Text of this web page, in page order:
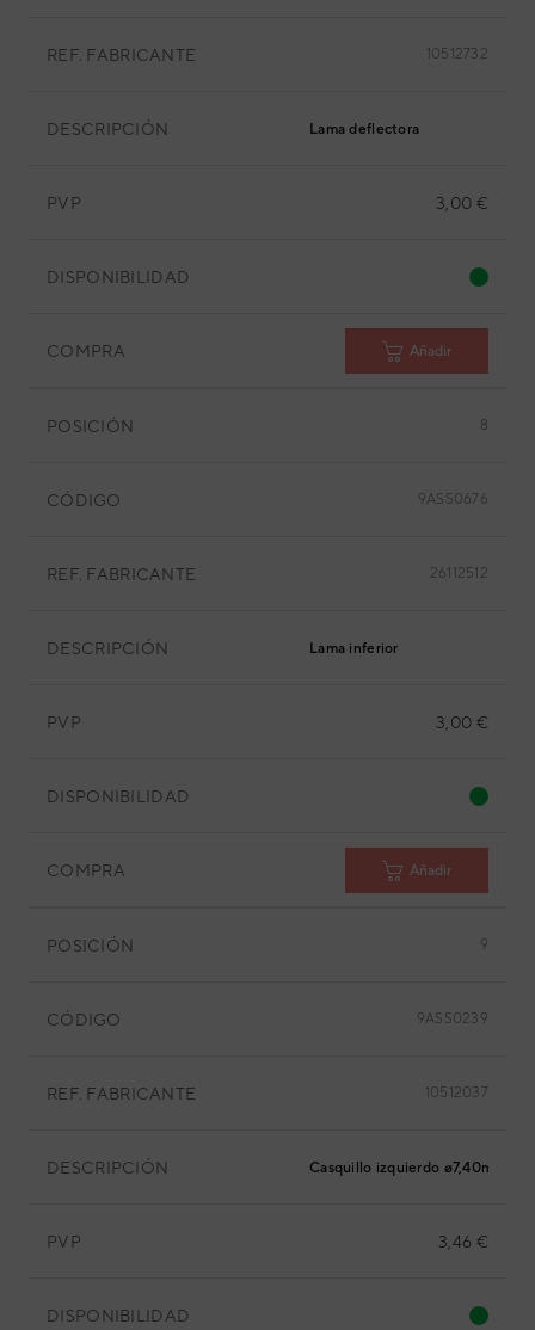
REF. FABRICANTE 10512732
DESCRIPCIÓN Lama deflectora
PVP 3,00 €
DISPONIBILIDAD
COMPRA Añadir
POSICIÓN 8
CÓDIGO 9ASS0676
REF. FABRICANTE 26112512
DESCRIPCIÓN Lama inferior
PVP 3,00 €
DISPONIBILIDAD
COMPRA Añadir
POSICIÓN 9
CÓDIGO 9ASS0239
REF. FABRICANTE 10512037
DESCRIPCIÓN Casquillo izquierdo ø7,40mm
PVP 3,46 €
DISPONIBILIDAD